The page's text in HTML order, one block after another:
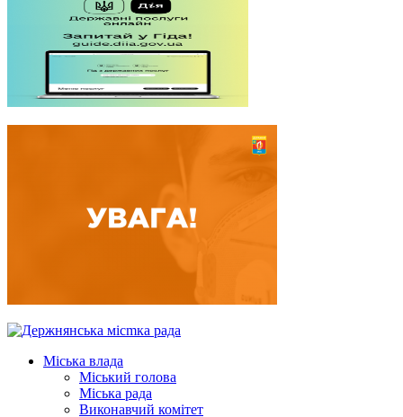
Міська влада
Міський голова
Міська рада
Виконавчий комітет